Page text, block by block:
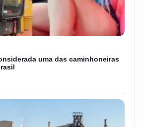
uma das caminhoneiras